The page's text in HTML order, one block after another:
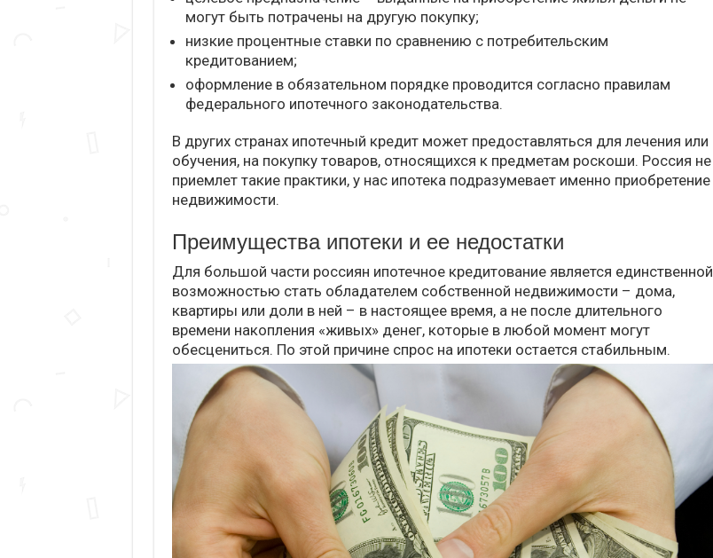
могут быть потрачены на другую покупку;
низкие процентные ставки по сравнению с потребительским
кредитованием;
оформление в обязательном порядке проводится согласно правилам
федерального ипотечного законодательства.
В других странах ипотечный кредит может предоставляться для лечения или
обучения, на покупку товаров, относящихся к предметам роскоши. Россия не
приемлет такие практики, у нас ипотека подразумевает именно приобретение
недвижимости.
Преимущества ипотеки и ее недостатки
Для большой части россиян ипотечное кредитование является единственной
возможностью стать обладателем собственной недвижимости – дома,
квартиры или доли в ней – в настоящее время, а не после длительного
времени накопления «живых» денег, которые в любой момент могут
обесцениться. По этой причине спрос на ипотеки остается стабильным.